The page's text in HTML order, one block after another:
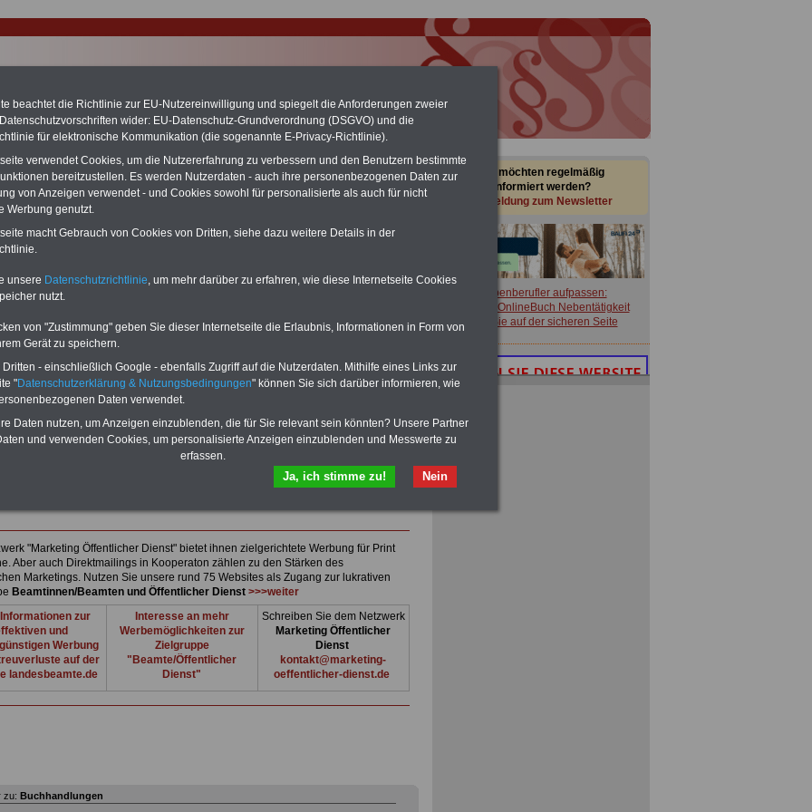
auch für Ruhestandsbeamte (zu geringe Alimentation)
hat die Berliner Landesbesoldung für verfassungs-
(Berlin muss bisMärz 2027 eine Neuregelung der Besoldung
Auch beim Bund (Beamte & Ruhestandsbeamte) gibt es teilweise
mind. 3.000 und 13.000 Euro, Der INFO-SERVICE gibt hierzu eine
heraus, die unmittelbar nach dem Beschluss des Gesetzentwurfs der
der Broschüre.
in Werne
finden Siehier
GmbH
5
"Marketing Öffentlicher Dienst" bietet ihnen zielgerichtete Werbung für Print
Aber auch Direktmailings in Kooperaton zählen zu den Stärken des
Marketings. Nutzen Sie unsere rund 75 Websites als Zugang zur lukrativen
Beamtinnen/Beamten und Öffentlicher Dienst >>>weiter
zur
und
Werbung
auf der
landesbeamte.de
Interesse an mehr
Werbemöglichkeiten zur
Zielgruppe
"Beamte/Öffentlicher
Dienst"
Schreiben Sie dem Netzwerk
Marketing Öffentlicher
Dienst
kontakt@marketing-
oeffentlicher-dienst.de
zu: Buchhandlungen
Sie möchten regelmäßig
informiert werden?
Anmeldung zum Newsletter
Nebenberufler aufpassen:
mit dem OnlineBuch Nebentätigkeit
sind Sie auf der sicheren Seite
beachtet die Richtlinie zur EU-Nutzereinwilligung und spiegelt die Anforderungen zweier
wider: EU-Datenschutz-Grundverordnung (DSGVO) und die
für elektronische Kommunikation (die sogenannte E-Privacy-Richtlinie).
verwendet Cookies, um die Nutzererfahrung zu verbessern und den Benutzern bestimmte
bereitzustellen. Es werden Nutzerdaten - auch ihre personenbezogenen Daten zur
von Anzeigen verwendet - und Cookies sowohl für personalisierte als auch für nicht
Werbung genutzt.
macht Gebrauch von Cookies von Dritten, siehe dazu weitere Details in der
unsere Datenschutzrichtlinie, um mehr darüber zu erfahren, wie diese Internetseite Cookies
nutzt.
von "Zustimmung" geben Sie dieser Internetseite die Erlaubnis, Informationen in Form von
Gerät zu speichern.
- einschließlich Google - ebenfalls Zugriff auf die Nutzerdaten. Mithilfe eines Links zur
"Datenschutzerklärung & Nutzungsbedingungen" können Sie sich darüber informieren, wie
Daten verwendet.
Daten nutzen, um Anzeigen einzublenden, die für Sie relevant sein könnten? Unsere Partner
und verwenden Cookies, um personalisierte Anzeigen einzublenden und Messwerte zu
erfassen.
Nein
Ja, ich stimme zu!